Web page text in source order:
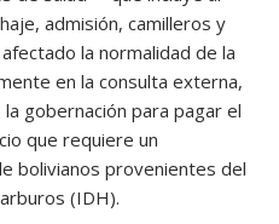
admisión, camilleros y
la normalidad de la
en la consulta externa,
gobernación para pagar el
que requiere un
bolivianos provenientes del
(IDH).